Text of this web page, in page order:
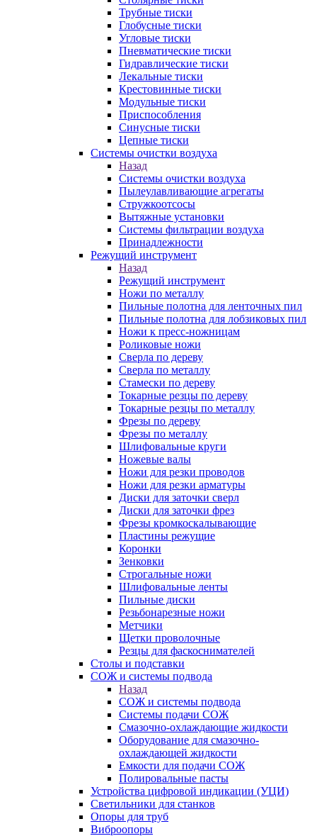
Трубные тиски
Глобусные тиски
Угловые тиски
Пневматические тиски
Гидравлические тиски
Лекальные тиски
Крестовинные тиски
Модульные тиски
Приспособления
Синусные тиски
Цепные тиски
Системы очистки воздуха
Назад
Системы очистки воздуха
Пылеулавливающие агрегаты
Стружкоотсосы
Вытяжные установки
Системы фильтрации воздуха
Принадлежности
Режущий инструмент
Назад
Режущий инструмент
Ножи по металлу
Пильные полотна для ленточных пил
Пильные полотна для лобзиковых пил
Ножи к пресс-ножницам
Роликовые ножи
Сверла по дереву
Сверла по металлу
Стамески по дереву
Токарные резцы по дереву
Токарные резцы по металлу
Фрезы по дереву
Фрезы по металлу
Шлифовальные круги
Ножевые валы
Ножи для резки проводов
Ножи для резки арматуры
Диски для заточки сверл
Диски для заточки фрез
Фрезы кромкоскалывающие
Пластины режущие
Коронки
Зенковки
Строгальные ножи
Шлифовальные ленты
Пильные диски
Резьбонарезные ножи
Метчики
Щетки проволочные
Резцы для фаскоснимателей
Столы и подставки
СОЖ и системы подвода
Назад
СОЖ и системы подвода
Системы подачи СОЖ
Смазочно-охлаждающие жидкости
Оборудование для смазочно-
охлаждающей жидкости
Емкости для подачи СОЖ
Полировальные пасты
Устройства цифровой индикации (УЦИ)
Светильники для станков
Опоры для труб
Виброопоры